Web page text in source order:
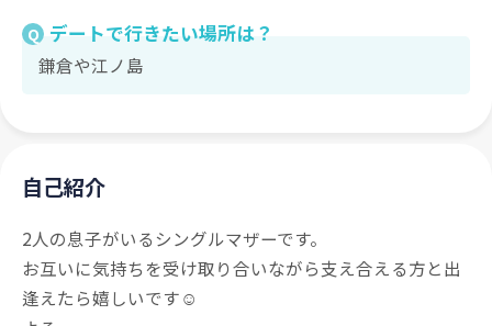
Q デートで行きたい場所は？
鎌倉や江ノ島
自己紹介
2人の息子がいるシングルマザーです。
お互いに気持ちを受け取り合いながら支え合える方と出
逢えたら嬉しいです☺️